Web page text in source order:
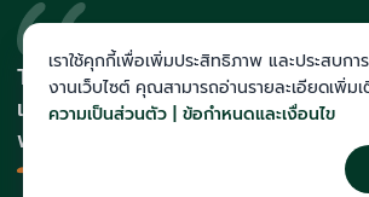
The Act สถาบันที่นักเรียนติดโควตา
และสายแพทย์มากที่สุดในภาคอีสาน
พร้อมทีมคณาจารย์เก็งข้อสอบแม่น
เราใช้คุกกี้เพื่อเพิ่มประสิทธิภาพ และประสบกา
งานเว็บไซต์ คุณสามารถอ่านรายละเอียดเพิ่ม
ความเป็นส่วนตัว | ข้อกำหนดและเงื่อนไข